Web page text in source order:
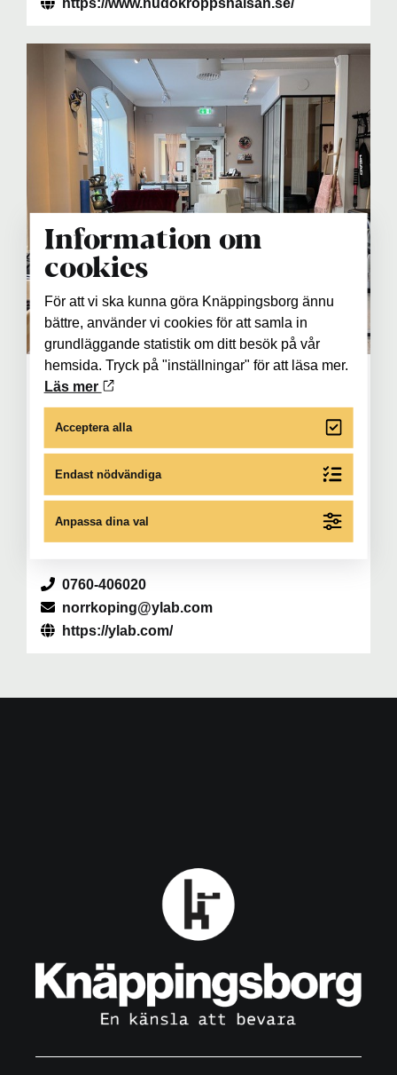
https://www.hudokroppshalsan.se/
Ylab
ÖPPETTIDER:
Måndag: 08.00 – 17.00
Övriga tider: boka via mejl eller hemsida.
0760-406020
norrkoping@ylab.com
https://ylab.com/
Information om
cookies
För att vi ska kunna göra Knäppingsborg ännu
bättre, använder vi cookies för att samla in
grundläggande statistik om ditt besök på vår
hemsida. Tryck på "inställningar" för att läsa mer.
Läs mer
Acceptera alla
Endast nödvändiga
Anpassa dina val